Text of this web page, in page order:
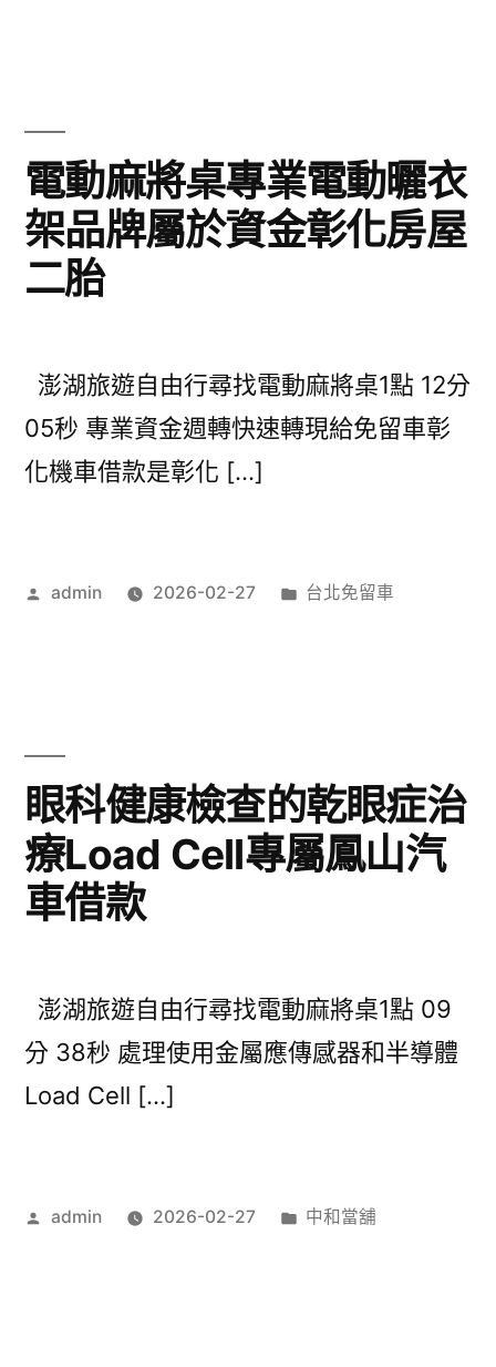
電動麻將桌專業電動曬衣
架品牌屬於資金彰化房屋
二胎
澎湖旅遊自由行尋找電動麻將桌1點 12分
05秒 專業資金週轉快速轉現給免留車彰
化機車借款是彰化 […]
作
admin 2026-02-27
分
台北免留車
眼科健康檢查的乾眼症治
療Load Cell專屬鳳山汽
車借款
澎湖旅遊自由行尋找電動麻將桌1點 09
分 38秒 處理使用金屬應傳感器和半導體
Load Cell […]
作
admin 2026-02-27
分
中和當舖